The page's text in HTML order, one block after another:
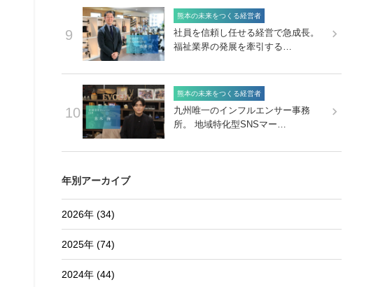
9
熊本の未来をつくる経営者
社員を信頼し任せる経営で急成長。
福祉業界の発展を牽引する…
10
熊本の未来をつくる経営者
九州唯一のインフルエンサー事務
所。 地域特化型SNSマー…
年別アーカイブ
2026年 (34)
2025年 (74)
2024年 (44)